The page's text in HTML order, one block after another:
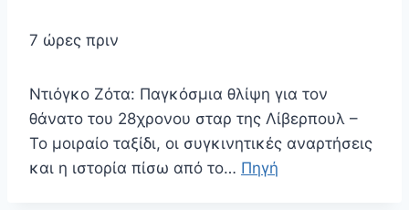
7 ώρες πριν
Ντιόγκο Ζότα: Παγκόσμια θλίψη για τον
θάνατο του 28χρονου σταρ της Λίβερπουλ –
Το μοιραίο ταξίδι, οι συγκινητικές αναρτήσεις
και η ιστορία πίσω από το… Πηγή